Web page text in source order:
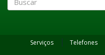
Serviços Telefones